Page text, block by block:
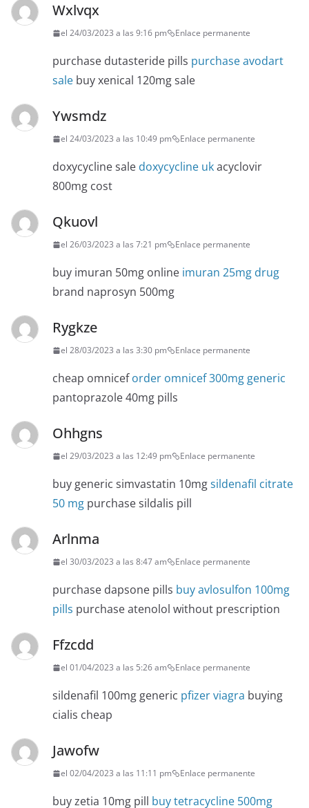
Wxlvqx
el 24/03/2023 a las 9:16 pm Enlace permanente
purchase dutasteride pills purchase avodart
sale buy xenical 120mg sale
Ywsmdz
el 24/03/2023 a las 10:49 pm Enlace permanente
doxycycline sale doxycycline ukacyclovir
800mg cost
Qkuovl
el 26/03/2023 a las 7:21 pm Enlace permanente
buy imuran 50mg online imuran 25mg drug
brand naprosyn 500mg
Rygkze
el 28/03/2023 a las 3:30 pm Enlace permanente
cheap omniceforder omnicef 300mg generic
pantoprazole 40mg pills
Ohhgns
el 29/03/2023 a las 12:49 pm Enlace permanente
buy generic simvastatin 10mgsildenafil citrate
50 mg purchase sildalis pill
Arlnma
el 30/03/2023 a las 8:47 am Enlace permanente
purchase dapsone pills buy avlosulfon 100mg
pills purchase atenolol without prescription
Ffzcdd
el 01/04/2023 a las 5:26 am Enlace permanente
sildenafil 100mg generic pfizer viagra buying
cialis cheap
Jawofw
el 02/04/2023 a las 11:11 pm Enlace permanente
buy zetia 10mg pill buy tetracycline 500mg